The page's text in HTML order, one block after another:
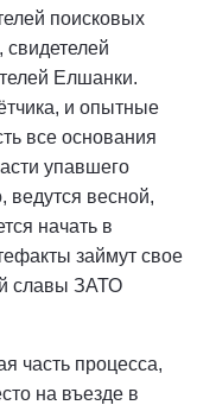
поисковых
свидетелей
Елшанки.
и опытные
все основания
упавшего
ведутся весной,
начать в
займут свое
славы ЗАТО
часть процесса,
на въезде в